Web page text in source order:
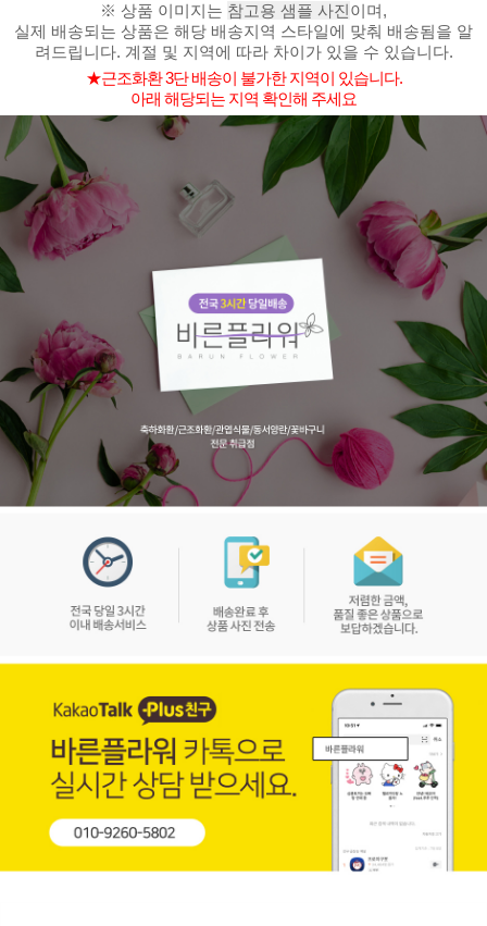
※ 상품 이미지는 참고용 샘플 사진이며,
실제 배송되는 상품은 해당 배송지역 스타일에 맞춰 배송됨을 알
려드립니다. 계절 및 지역에 따라 차이가 있을 수 있습니다.
★근조화환 3단 배송이 불가한 지역이 있습니다.
아래 해당되는 지역 확인해 주세요